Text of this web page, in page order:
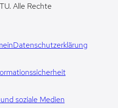
Alle Rechte
Datenschutzerklärung
soziale Medien